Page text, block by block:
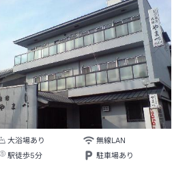
大浴場あり
無線LAN
駅徒歩5分
駐車場あり